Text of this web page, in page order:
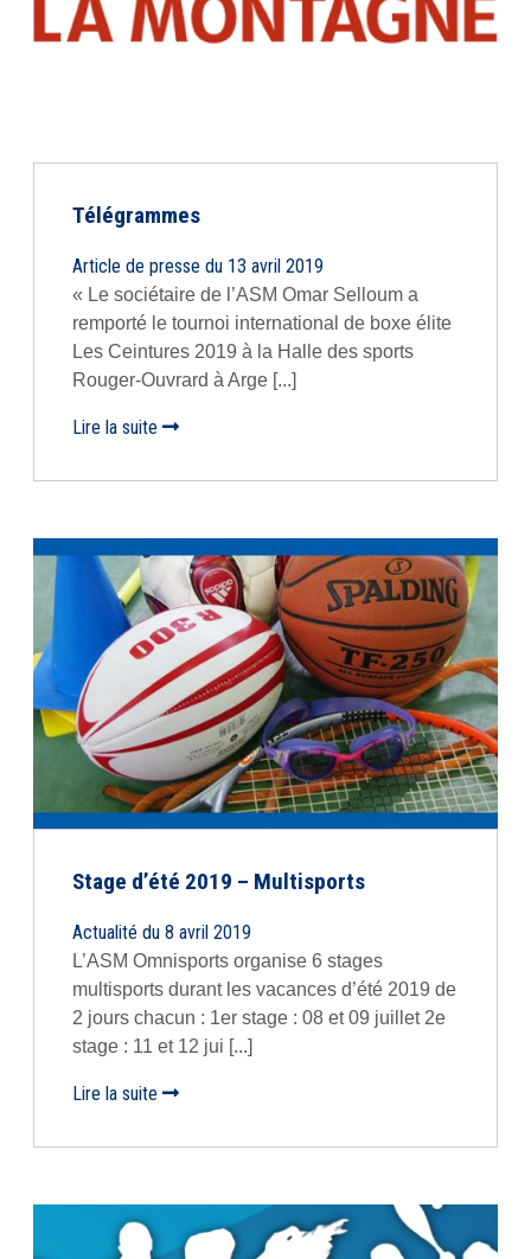
Télégrammes
Article de presse du 13 avril 2019
« Le sociétaire de l’ASM Omar Selloum a
remporté le tournoi international de boxe élite
Les Ceintures 2019 à la Halle des sports
Rouger-Ouvrard à Arge [...]
Lire la suite
Stage d’été 2019 – Multisports
Actualité du 8 avril 2019
L’ASM Omnisports organise 6 stages
multisports durant les vacances d’été 2019 de
2 jours chacun : 1er stage : 08 et 09 juillet 2e
stage : 11 et 12 jui [...]
Lire la suite